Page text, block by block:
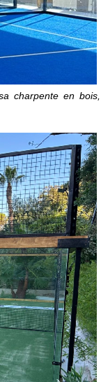
charpente en bois,